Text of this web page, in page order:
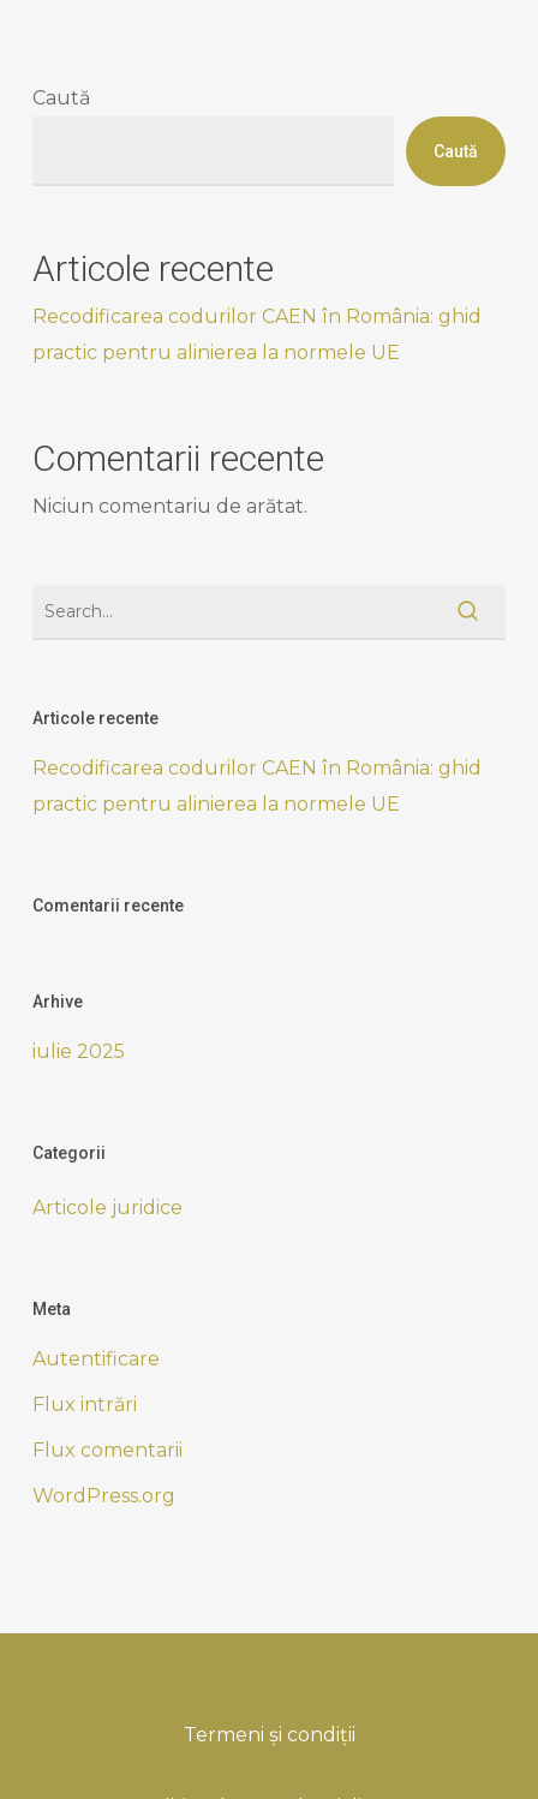
normele
Caută
Caută
Articole recente
Recodificarea codurilor CAEN în România: ghid
practic pentru alinierea la normele UE
Comentarii recente
Niciun comentariu de arătat.
Articole recente
Recodificarea codurilor CAEN în România: ghid
practic pentru alinierea la normele UE
Comentarii recente
Arhive
iulie 2025
Categorii
Articole juridice
Meta
Autentificare
Flux intrări
Flux comentarii
WordPress.org
Termeni și condiții